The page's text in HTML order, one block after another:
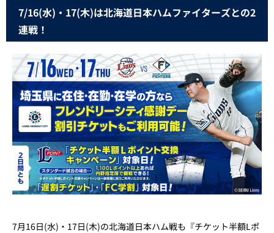
7/16(水)・17(木)は北海道日本ハムファイターズとの2
連戦！
7月16日(水)・17日(木)の北海道日本ハム戦も『チケット半額Lポ